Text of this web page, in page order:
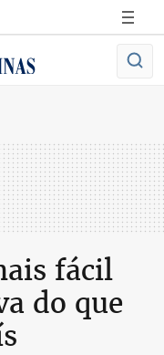
fácil
do que